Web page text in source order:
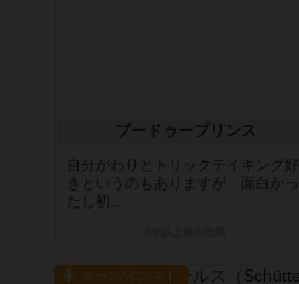
ブードゥープリンス
自分がわりとトリックテイキング好
きというのもありますが、面白かっ
たし初...
ルール/インスト